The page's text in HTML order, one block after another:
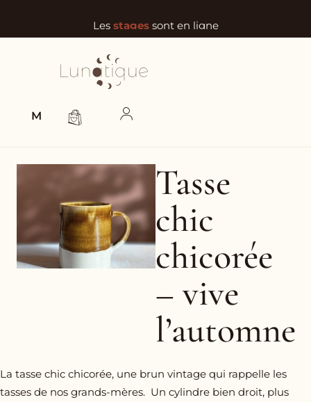
Les stagessont en ligne
MENU
Tasse
chic
chicorée
– vive
l’automne
La tasse chic chicorée, une brun vintage qui rappelle les
tasses de nos grands-mères. Un cylindre bien droit, plus